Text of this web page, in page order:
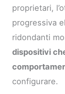
proprietari,
progressiva
ridondanti
dispositivi
configurare.